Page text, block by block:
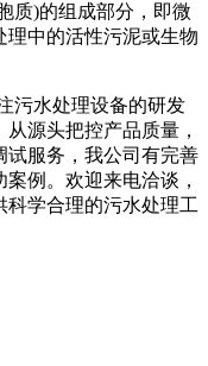
质)的组成部分，即微
中的活性污泥或生物
污水处理设备的研发
源头把控产品质量，
试服务，我公司有完善
例。欢迎来电洽谈，
学合理的污水处理工